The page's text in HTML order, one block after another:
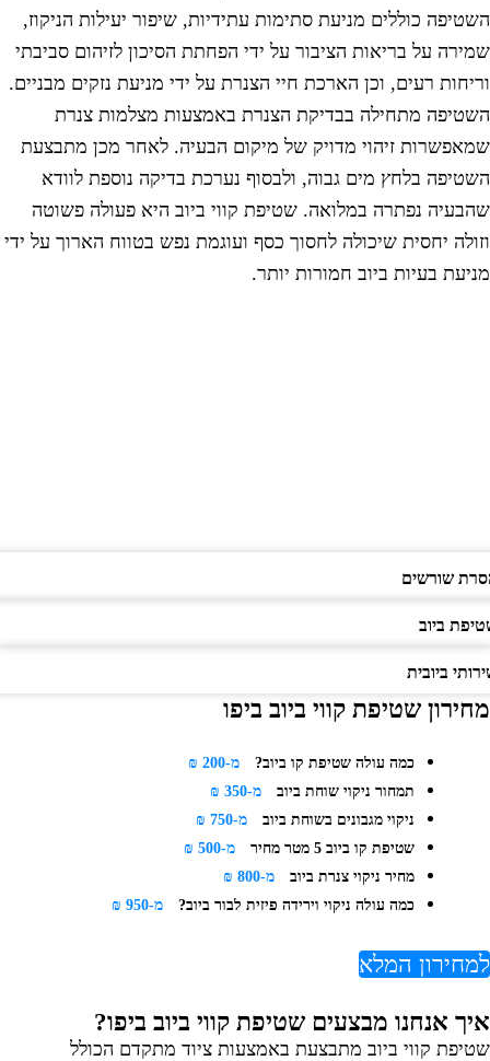
כוללים מניעת סתימות עתידיות, שיפור יעילות הניקוז,
על בריאות הציבור על ידי הפחתת הסיכון לזיהום סביבתי
רעים, וכן הארכת חיי הצנרת על ידי מניעת נזקים מבניים.
מתחילה בבדיקת הצנרת באמצעות מצלמות צנרת
זיהוי מדויק של מיקום הבעיה. לאחר מכן מתבצעת
בלחץ מים גבוה, ולבסוף נערכת בדיקה נוספת לוודא
נפתרה במלואה. שטיפת קווי ביוב היא פעולה פשוטה
יחסית שיכולה לחסוך כסף ועוגמת נפש בטווח הארוך על ידי
בעיות ביוב חמורות יותר.
שורשים
ביוב
ביובית
שטיפת קווי ביוב ביפו
כמה עולה שטיפת קו ביוב?
מ-200 ₪
תמחור ניקוי שוחת ביוב
מ-350 ₪
ניקוי מגבונים בשוחת ביוב
מ-750 ₪
שטיפת קו ביוב 5 מטר מחיר
מ-500 ₪
מחיר ניקוי צנרת ביוב
מ-800 ₪
כמה עולה ניקוי וירידה פיזית לבור ביוב?
מ-950 ₪
המלא
אנחנו מבצעים שטיפת קווי ביוב ביפו?
קווי ביוב מתבצעת באמצעות ציוד מתקדם הכולל